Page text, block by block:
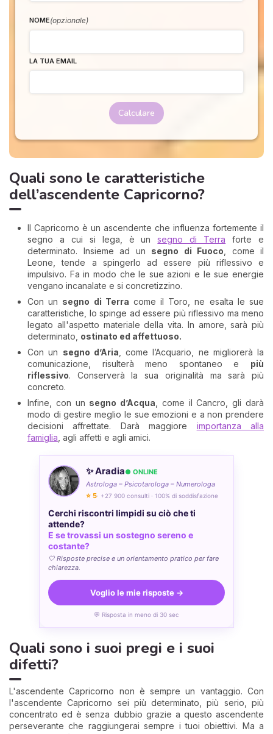
NOME(opzionale)
LA TUA EMAIL
Calculare
Quali sono le caratteristiche
dell’ascendente Capricorno?
Il Capricorno è un ascendente che influenza fortemente il
segno a cui si lega, è unsegno di Terra forte e
determinato. Insieme ad un segno di Fuoco , come il
Leone, tende a spingerlo ad essere più riflessivo e
impulsivo. Fa in modo che le sue azioni e le sue energie
vengano incanalate e si concretizzino.
Con un segno di Terra come il Toro, ne esalta le sue
caratteristiche, lo spinge ad essere più riflessivo ma meno
legato all'aspetto materiale della vita. In amore, sarà più
determinato, ostinato ed affettuoso.
Con un segno d’Aria , come l’Acquario, ne migliorerà la
comunicazione, risulterà meno spontaneo e più
riflessivo. Conserverà la sua originalità ma sarà più
concreto.
Infine, con un segno d’Acqua , come il Cancro, gli darà
modo di gestire meglio le sue emozioni e a non prendere
decisioni affrettate. Darà maggiore importanza alla
famiglia , agli affetti e agli amici.
✨ Aradia● ONLINE
Astrologa – Psicotarologa – Numerologa
⭐ 5· +27 900 consulti · 100% di soddisfazione
Cerchi riscontri limpidi su ciò che ti
attende?
E se trovassi un sostegno sereno e
costante?
🤍 Risposte precise e un orientamento pratico per fare
chiarezza.
Voglio le mie risposte →
💬 Risposta in meno di 30 sec
Quali sono i suoi pregi e i suoi
difetti?
L'ascendente Capricorno non è sempre un vantaggio. Con
l'ascendente Capricorno sei più determinato, più serio, più
concentrato ed è senza dubbio grazie a questo ascendente
perseverante che raggiungerai sempre i tuoi obiettivi. Ma a